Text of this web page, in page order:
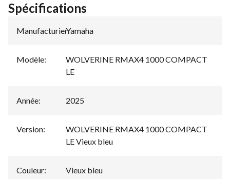
Spécifications
Manufacturier:
Yamaha
Modèle:
WOLVERINE RMAX4 1000 COMPACT
LE
Année: 2025
Version:
WOLVERINE RMAX4 1000 COMPACT
LE Vieux bleu
Couleur: Vieux bleu